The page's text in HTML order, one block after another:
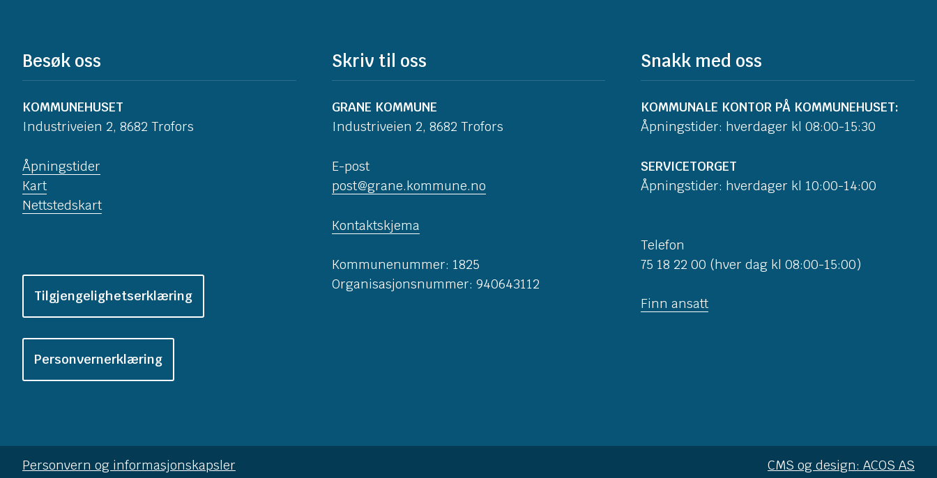
Besøk oss
KOMMUNEHUSET
Industriveien 2, 8682 Trofors
Åpningstider
Kart
Nettstedskart
Tilgjengelighetserklæring
Personvernerklæring
Skriv til oss
GRANE KOMMUNE
Industriveien 2, 8682 Trofors
E-post
post@grane.kommune.no
Kontaktskjema
Kommunenummer: 1825
Organisasjonsnummer: 940643112
Snakk med oss
KOMMUNALE KONTOR PÅ KOMMUNEHUSET:
Åpningstider: hverdager kl 08:00-15:30
SERVICETORGET
Åpningstider: hverdager kl 10:00-14:00
Telefon
75 18 22 00 (hver dag kl 08:00-15:00)
Finn ansatt
Personvern og informasjonskapsler CMS og design: ACOS AS